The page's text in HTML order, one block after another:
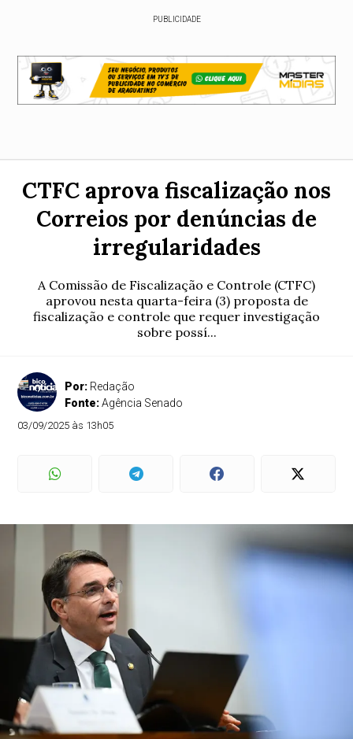
PUBLICIDADE
CTFC aprova fiscalização nos
Correios por denúncias de
irregularidades
A Comissão de Fiscalização e Controle (CTFC)
aprovou nesta quarta-feira (3) proposta de
fiscalização e controle que requer investigação
sobre possí...
Por: Redação
Fonte:Agência Senado
03/09/2025 às 13h05